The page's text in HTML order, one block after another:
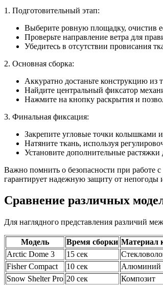
1. Подготовительный этап:
Выберите ровную площадку, очистив
Проверьте направление ветра для
Убедитесь в отсутствии провисания
2. Основная сборка:
Аккуратно достаньте конструкцию из
Найдите центральный фиксатор
Нажмите на кнопку раскрытия и
3. Финальная фиксация:
Закрепите угловые точки колышками
Натяните ткань, используя
Установите дополнительные
Важно помнить о безопасности при работе
гарантирует надежную защиту от
Сравнение различных
Для наглядного представления различий
Модель Время сборки Материал
Arctic Dome 3
15 сек
Fisher Compact
10 сек Алюминий
Snow Shelter Pro 20 сек Композит